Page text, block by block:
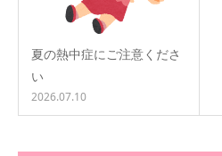
夏の熱中症にご注意くださ
い
2026.07.10